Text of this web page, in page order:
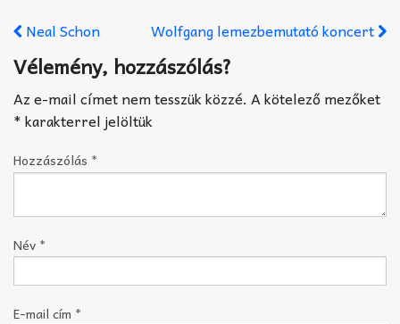
Neal Schon Wolfgang lemezbemutató koncert
Vélemény, hozzászólás?
Az e-mail címet nem tesszük közzé. A kötelező mezőket
*karakterrel jelöltük
Hozzászólás *
Név *
E-mail cím *